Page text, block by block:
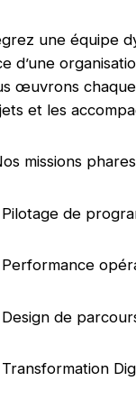
une équipe
d’une
œuvrons
et les
missions phares
Pilotage de
Performance
Design de
Transformation